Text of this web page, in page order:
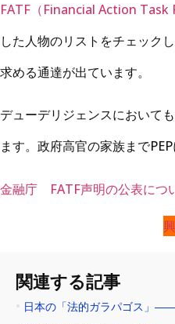
FATF（Financial Action Task
した人物のリストをチェック
求める通達が出ています。
デューデリジェンスにおいて
ます。政府高官の家族まで
金融庁 FATF声明の公表につ
関連する記事
日本の「法的ガラパゴス」